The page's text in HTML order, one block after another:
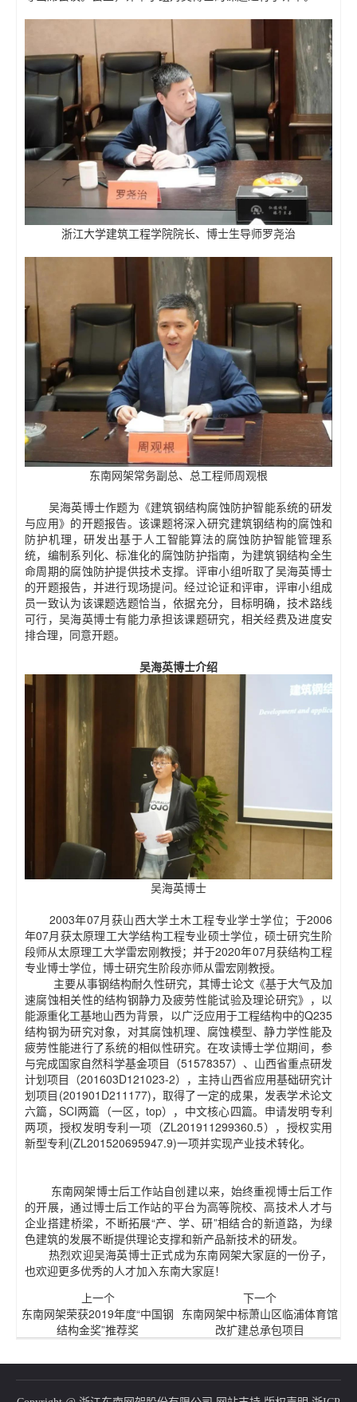
浙江大学建筑工程学院院长、博士生导师罗尧治
东南网架常务副总、总工程师周观根
吴海英博士作题为《建筑钢结构腐蚀防护智能系统的研发
与应用》的开题报告。该课题将深入研究建筑钢结构的腐蚀和
防护机理，研发出基于人工智能算法的腐蚀防护智能管理系
统，编制系列化、标准化的腐蚀防护指南，为建筑钢结构全生
命周期的腐蚀防护提供技术支撑。评审小组听取了吴海英博士
的开题报告，并进行现场提问。经过论证和评审，评审小组成
员一致认为该课题选题恰当，依据充分，目标明确，技术路线
可行，吴海英博士有能力承担该课题研究，相关经费及进度安
排合理，同意开题。
吴海英博士介绍
吴海英博士
2003年07月获山西大学土木工程专业学士学位；于2006
年07月获太原理工大学结构工程专业硕士学位，硕士研究生阶
段师从太原理工大学雷宏刚教授；并于2020年07月获结构工程
专业博士学位，博士研究生阶段亦师从雷宏刚教授。
主要从事钢结构耐久性研究，其博士论文《基于大气及加
速腐蚀相关性的结构钢静力及疲劳性能试验及理论研究》，以
能源重化工基地山西为背景，以广泛应用于工程结构中的Q235
结构钢为研究对象，对其腐蚀机理、腐蚀模型、静力学性能及
疲劳性能进行了系统的相似性研究。在攻读博士学位期间，参
与完成国家自然科学基金项目（51578357）、山西省重点研发
计划项目（201603D121023-2），主持山西省应用基础研究计
划项目(201901D211177)，取得了一定的成果，发表学术论文
六篇，SCI两篇（一区，top），中文核心四篇。申请发明专利
两项，授权发明专利一项（ZL201911299360.5），授权实用
新型专利(ZL201520695947.9)一项并实现产业技术转化。
东南网架博士后工作站自创建以来，始终重视博士后工作
的开展，通过博士后工作站的平台为高等院校、高技术人才与
企业搭建桥梁，不断拓展“产、学、研”相结合的新道路，为绿
色建筑的发展不断提供理论支撑和新产品新技术的研发。
热烈欢迎吴海英博士正式成为东南网架大家庭的一份子，
也欢迎更多优秀的人才加入东南大家庭！
上一个
东南网架荣获2019年度“中国钢
结构金奖”推荐奖
下一个
东南网架中标萧山区临浦体育馆
改扩建总承包项目